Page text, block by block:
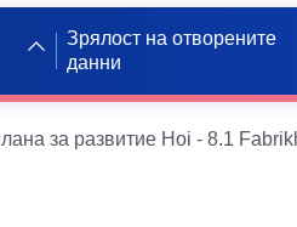
Зрялост на отворените
данни